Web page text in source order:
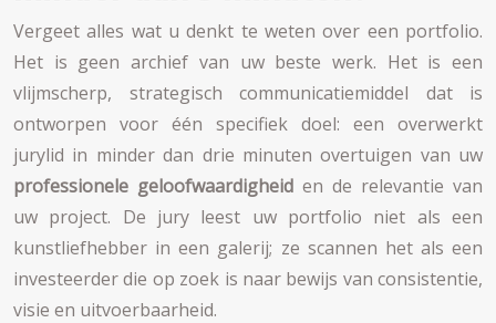
Vergeet alles wat u denkt te weten over een portfolio.
Het is geen archief van uw beste werk. Het is een
vlijmscherp, strategisch communicatiemiddel dat is
ontworpen voor één specifiek doel: een overwerkt
jurylid in minder dan drie minuten overtuigen van uw
professionele geloofwaardigheid en de relevantie van
uw project. De jury leest uw portfolio niet als een
kunstliefhebber in een galerij; ze scannen het als een
investeerder die op zoek is naar bewijs van consistentie,
visie en uitvoerbaarheid.